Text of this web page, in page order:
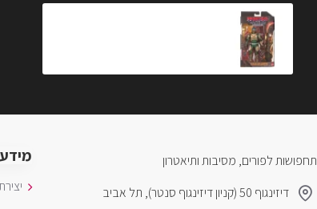
תחפושות לפורים, מסיבות ותיאטרון
דיזינגוף 50 (קניון דיזינגוף סנטר), תל אביב